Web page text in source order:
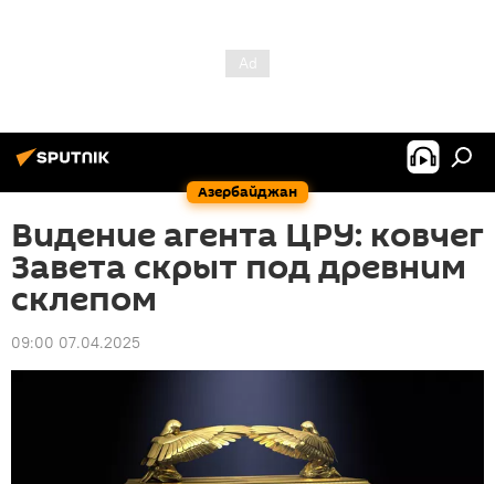
Азербайджан
Видение агента ЦРУ: ковчег
Завета скрыт под древним
склепом
09:00 07.04.2025